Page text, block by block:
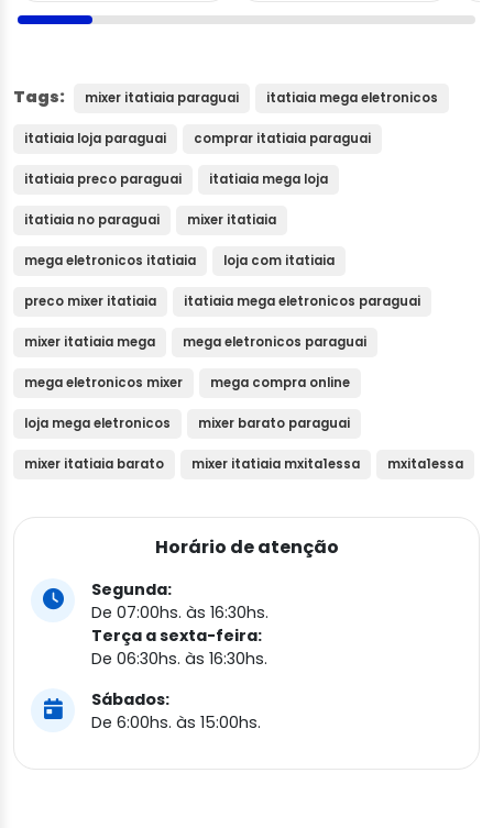
Tags: mixer itatiaia paraguai itatiaia mega eletronicos
itatiaia loja paraguai comprar itatiaia paraguai
itatiaia preco paraguai itatiaia mega loja
itatiaia no paraguai mixer itatiaia
mega eletronicos itatiaia loja com itatiaia
preco mixer itatiaia itatiaia mega eletronicos paraguai
mixer itatiaia mega mega eletronicos paraguai
mega eletronicos mixer mega compra online
loja mega eletronicos mixer barato paraguai
mixer itatiaia barato mixer itatiaia mxita1essa mxita1essa
Horário de atenção
Segunda:
De 07:00hs. às 16:30hs.
Terça a sexta-feira:
De 06:30hs. às 16:30hs.
Sábados:
De 6:00hs. às 15:00hs.